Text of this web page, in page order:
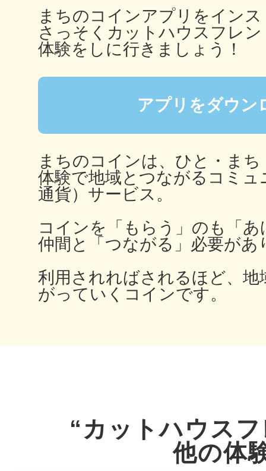
まちのコインアプリをイン
さっそくカットハウスフレ
体験をしに行きましょう！
アプリをダウン
まちのコインは、ひと・ま
体験で地域とつながるコミュ
通貨）サービス。
コインを「もらう」のも「
仲間と「つながる」必要があ
利用されればされるほど、地
がっていくコインです。
“カットハウス
他の体
秋葉原
日置
高知市
シモキ